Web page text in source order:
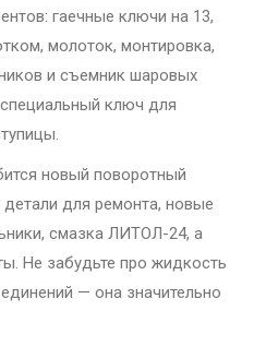
гаечные ключи на 13,
молоток, монтировка,
и съемник шаровых
ключ для
новый поворотный
для ремонта, новые
смазка ЛИТОЛ-24, а
Не забудьте про жидкость
— она значительно